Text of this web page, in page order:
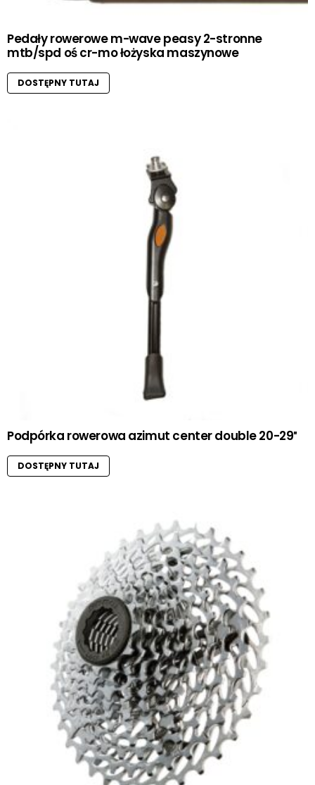
Pedały rowerowe m-wave peasy 2-stronne
mtb/spd oś cr-mo łożyska maszynowe
DOSTĘPNY TUTAJ
Podpórka rowerowa azimut center double 20-29″
DOSTĘPNY TUTAJ